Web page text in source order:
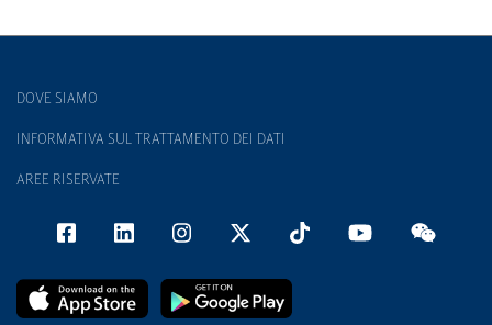
DOVE SIAMO
INFORMATIVA SUL TRATTAMENTO DEI DATI
AREE RISERVATE